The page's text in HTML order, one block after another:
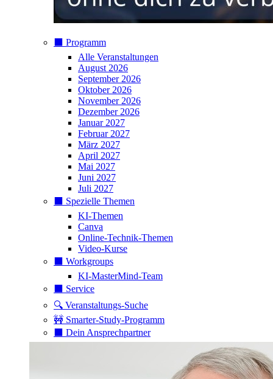
⬛️ Programm
Alle Veranstaltungen
August 2026
September 2026
Oktober 2026
November 2026
Dezember 2026
Januar 2027
Februar 2027
März 2027
April 2027
Mai 2027
Juni 2027
Juli 2027
⬛️ Spezielle Themen
KI-Themen
Canva
Online-Technik-Themen
Video-Kurse
⬛️ Workgroups
KI-MasterMind-Team
⬛️ Service
🔍 Veranstaltungs-Suche
🚧 Smarter-Study-Programm
⬛️ Dein Ansprechpartner